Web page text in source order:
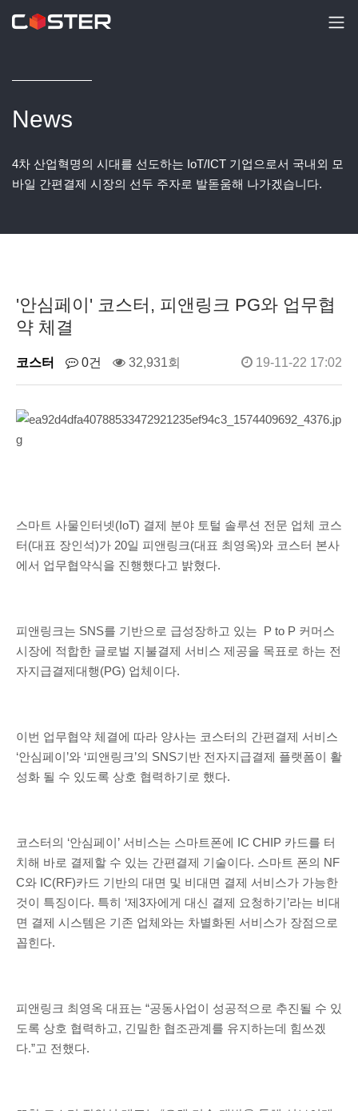
News
4차 산업혁명의 시대를 선도하는 IoT/ICT 기업으로서 국내외 모
바일 간편결제 시장의 선두 주자로 발돋움해 나가겠습니다.
'안심페이' 코스터, 피앤링크 PG와 업무협
약 체결
코스터 0건 32,931회 19-11-22 17:02
스마트 사물인터넷(IoT) 결제 분야 토털 솔루션 전문 업체 코스
터(대표 장인석)가 20일 피앤링크(대표 최영옥)와 코스터 본사
에서 업무협약식을 진행했다고 밝혔다.
피앤링크는 SNS를 기반으로 급성장하고 있는 P to P 커머스
시장에 적합한 글로벌 지불결제 서비스 제공을 목표로 하는 전
자지급결제대행(PG) 업체이다.
이번 업무협약 체결에 따라 양사는 코스터의 간편결제 서비스
‘안심페이’와 ‘피앤링크’의 SNS기반 전자지급결제 플랫폼이 활
성화 될 수 있도록 상호 협력하기로 했다.
코스터의 ‘안심페이’ 서비스는 스마트폰에 IC CHIP 카드를 터
치해 바로 결제할 수 있는 간편결제 기술이다. 스마트 폰의 NF
C와 IC(RF)카드 기반의 대면 및 비대면 결제 서비스가 가능한
것이 특징이다. 특히 ‘제3자에게 대신 결제 요청하기’라는 비대
면 결제 시스템은 기존 업체와는 차별화된 서비스가 장점으로
꼽힌다.
피앤링크 최영옥 대표는 “공동사업이 성공적으로 추진될 수 있
도록 상호 협력하고, 긴밀한 협조관계를 유지하는데 힘쓰겠
다.”고 전했다.